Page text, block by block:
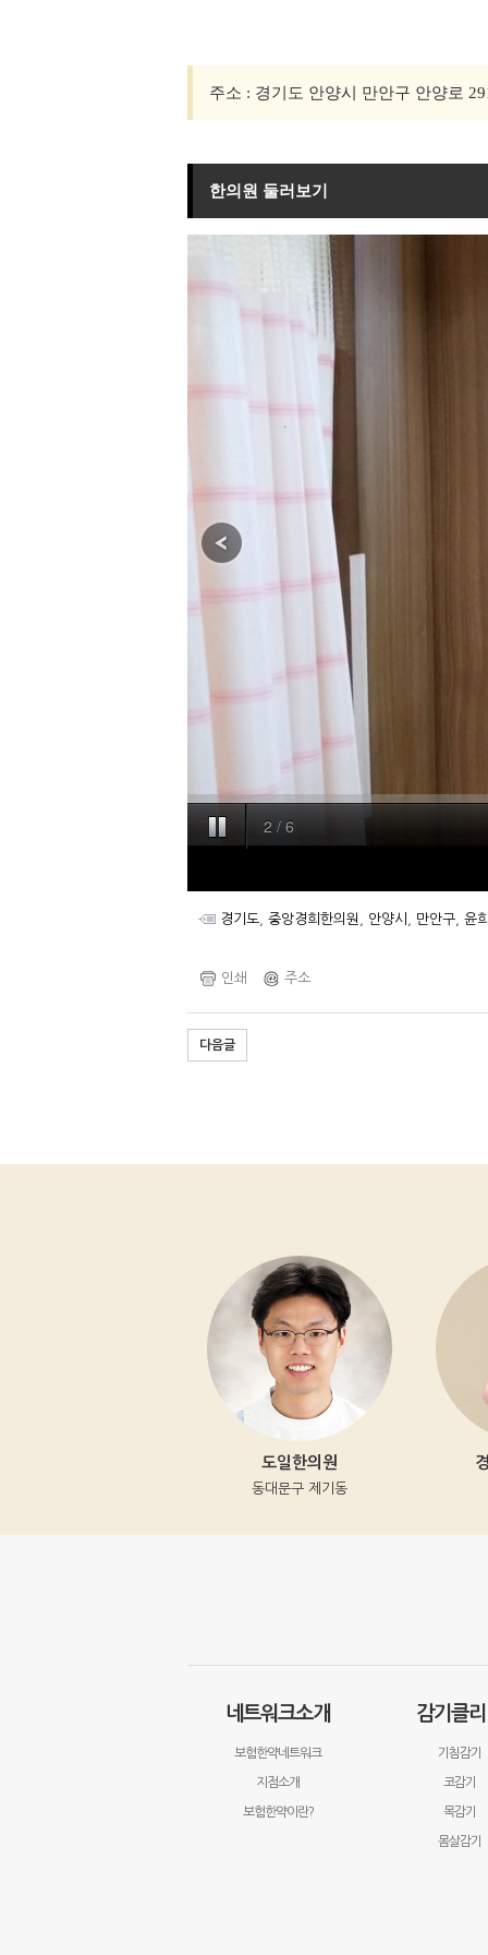
주소 : 경기도 안양시 만안구 안양로
한의원 둘러보기
경기도 중앙경희한의원 안양시 만안구 윤
인쇄 주소
다음글
경희아이한의원
네트워크소개
보험한약네트워크
지점소개
보험한약이란?
감기클
기침감기
코감기
목감기
몸살감기